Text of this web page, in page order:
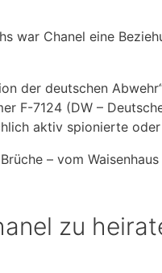
war Chanel eine
der deutschen
F-7124 (DW –
aktiv spionierte
– vom
zu